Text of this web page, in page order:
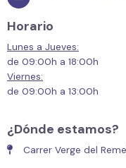
Horario
Lunes a Jueves:
de 09:00h a 18:00h
Viernes:
de 09:00h a 13:00h
¿Dónde estamos?
Carrer Verge del